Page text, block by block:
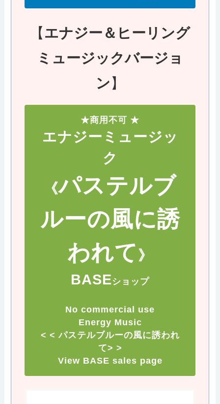
【 エナジー＆ヒーリング
ミュージックバージョ
ン 】
★商用不可 ★
エナジーミュージッ
ク
《パステルブ
ルーの風に誘
われて 》
BASEショップ
No commercial use
Energy Music
< < パステルブルーの風に誘われ
て> >
View BASE sales page